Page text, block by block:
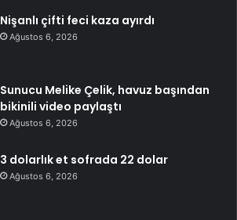
Nişanlı çifti feci kaza ayırdı
Ağustos 6, 2026
Sunucu Melike Çelik, havuz başından
bikinili video paylaştı
Ağustos 6, 2026
3 dolarlık et sofrada 22 dolar
Ağustos 6, 2026